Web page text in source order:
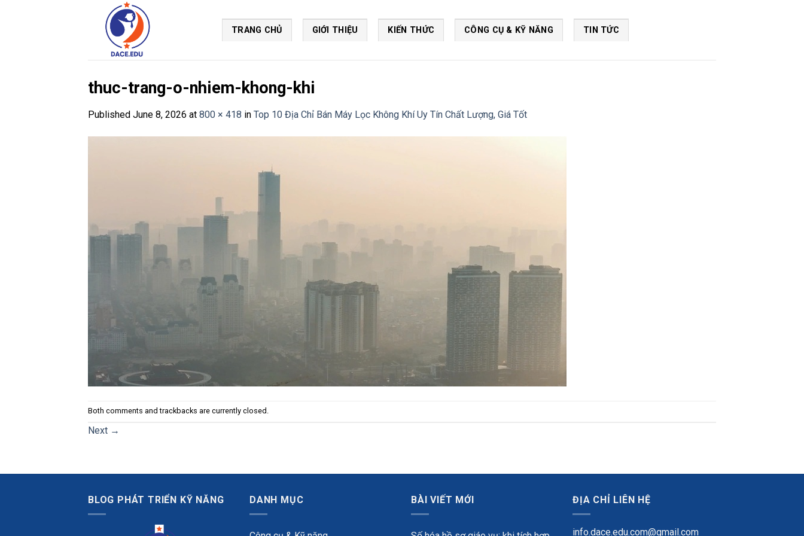
TRANG CHỦ GIỚI THIỆU KIẾN THỨC CÔNG CỤ & KỸ NĂNG TIN TỨC
thuc-trang-o-nhiem-khong-khi
Published June 8, 2026 at 800 × 418 in Top 10 Địa Chỉ Bán Máy Lọc Không Khí Uy Tín Chất Lượng, Giá Tốt
Both comments and trackbacks are currently closed.
Next →
BLOG PHÁT TRIỂN KỸ NĂNG DANH MỤC BÀI VIẾT MỚI ĐỊA CHỈ LIÊN HỆ
info.dace.edu.com@gmail.com